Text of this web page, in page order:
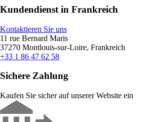
Kundendienst in Frankreich
Kontaktieren Sie uns
11 rue Bernard Maris
37270 Montlouis-sur-Loire, Frankreich
+33 1 86 47 62 58
Sichere Zahlung
Kaufen Sie sicher auf unserer Website ein